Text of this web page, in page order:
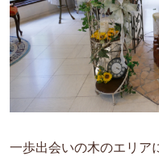
一歩出会いの木のエリア